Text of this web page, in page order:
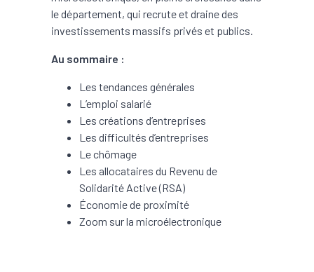
le département, qui recrute et draine des
investissements massifs privés et publics.
Au sommaire :
Les tendances générales
L’emploi salarié
Les créations d’entreprises
Les difficultés d’entreprises
Le chômage
Les allocataires du Revenu de
Solidarité Active (RSA)
Économie de proximité
Zoom sur la microélectronique